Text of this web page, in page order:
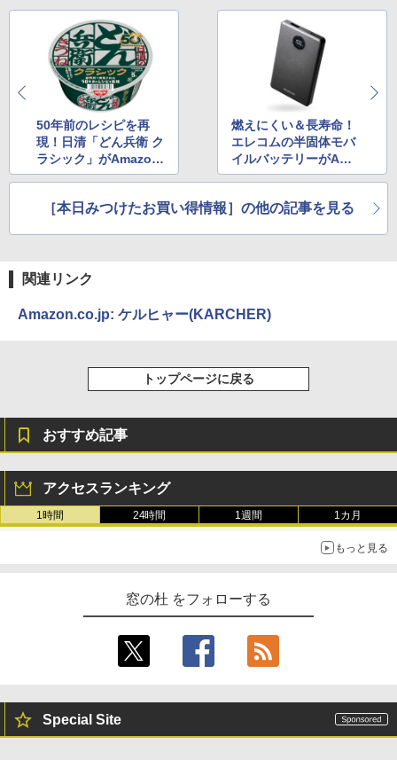
50年前のレシピを再
現！日清「どん兵衛 ク
ラシック」がAmazon
でセール中
燃えにくい＆長寿命！
エレコムの半固体モバ
イルバッテリーがAma
zonで3,390円から
［本日みつけたお買い得情報］の他の記事を見る
関連リンク
Amazon.co.jp: ケルヒャー(KARCHER)
トップページに戻る
おすすめ記事
アクセスランキング
1時間 24時間 1週間 1カ月
もっと見る
窓の杜 をフォローする
Special Site